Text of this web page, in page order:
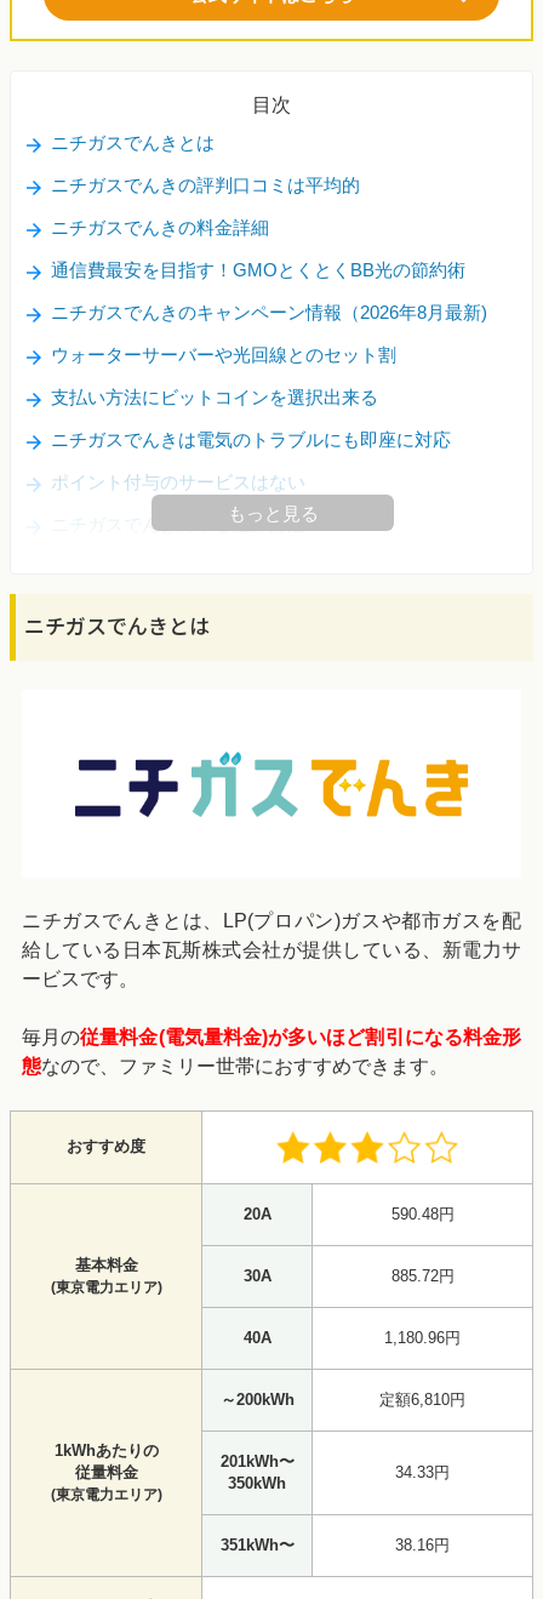
目次
ニチガスでんきとは
ニチガスでんきの評判口コミは平均的
ニチガスでんきの料金詳細
通信費最安を目指す！GMOとくとくBB光の節約術
ニチガスでんきのキャンペーン情報（2026年8月最新)
ウォーターサーバーや光回線とのセット割
支払い方法にビットコインを選択出来る
ニチガスでんきは電気のトラブルにも即座に対応
ポイント付与のサービスはない
ニチガスでんきの申し込み方法
もっと見る
ニチガスでんきとは
ニチガスでんきとは、LP(プロパン)ガスや都市ガスを配
給している日本瓦斯株式会社が提供している、新電力サ
ービスです。
毎月の従量料金(電気量料金)が多いほど割引になる料金形
態なので、ファミリー世帯におすすめできます。
おすすめ度
基本料金
(東京電力エリア)
20A 590.48円
30A 885.72円
40A 1,180.96円
1kWhあたりの
従量料金
(東京電力エリア)
～200kWh 定額6,810円
201kWh〜
350kWh
34.33円
351kWh〜 38.16円